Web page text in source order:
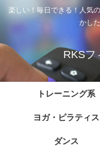
楽しい！毎日できる！人気
かし
RKSフ
トレーニング系
ヨガ・ピラティス
ダンス